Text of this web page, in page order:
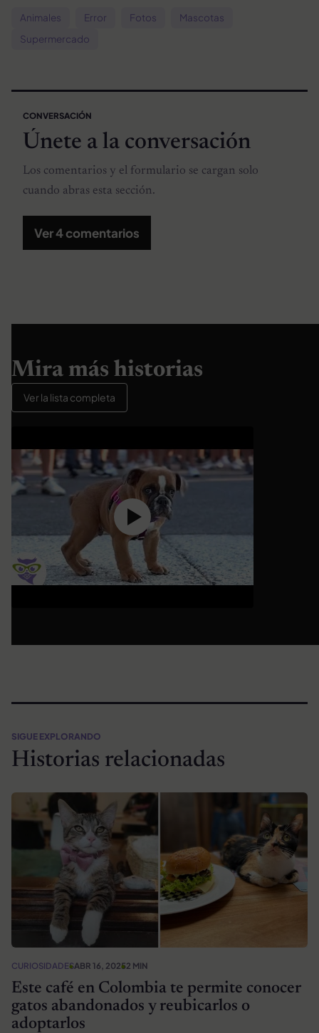
Animales Error Fotos
Mascotas
Supermercado
CONVERSACIÓN
Únete a la conversación
Los comentarios y el formulario se cargan solo
cuando abras esta sección.
Ver 4 comentarios
Mira más historias
Ver la lista completa
SIGUE EXPLORANDO
Historias relacionadas
CURIOSIDADESABR 16, 20252 MIN
Este café en Colombia te permite conocer
gatos abandonados y reubicarlos o
adoptarlos